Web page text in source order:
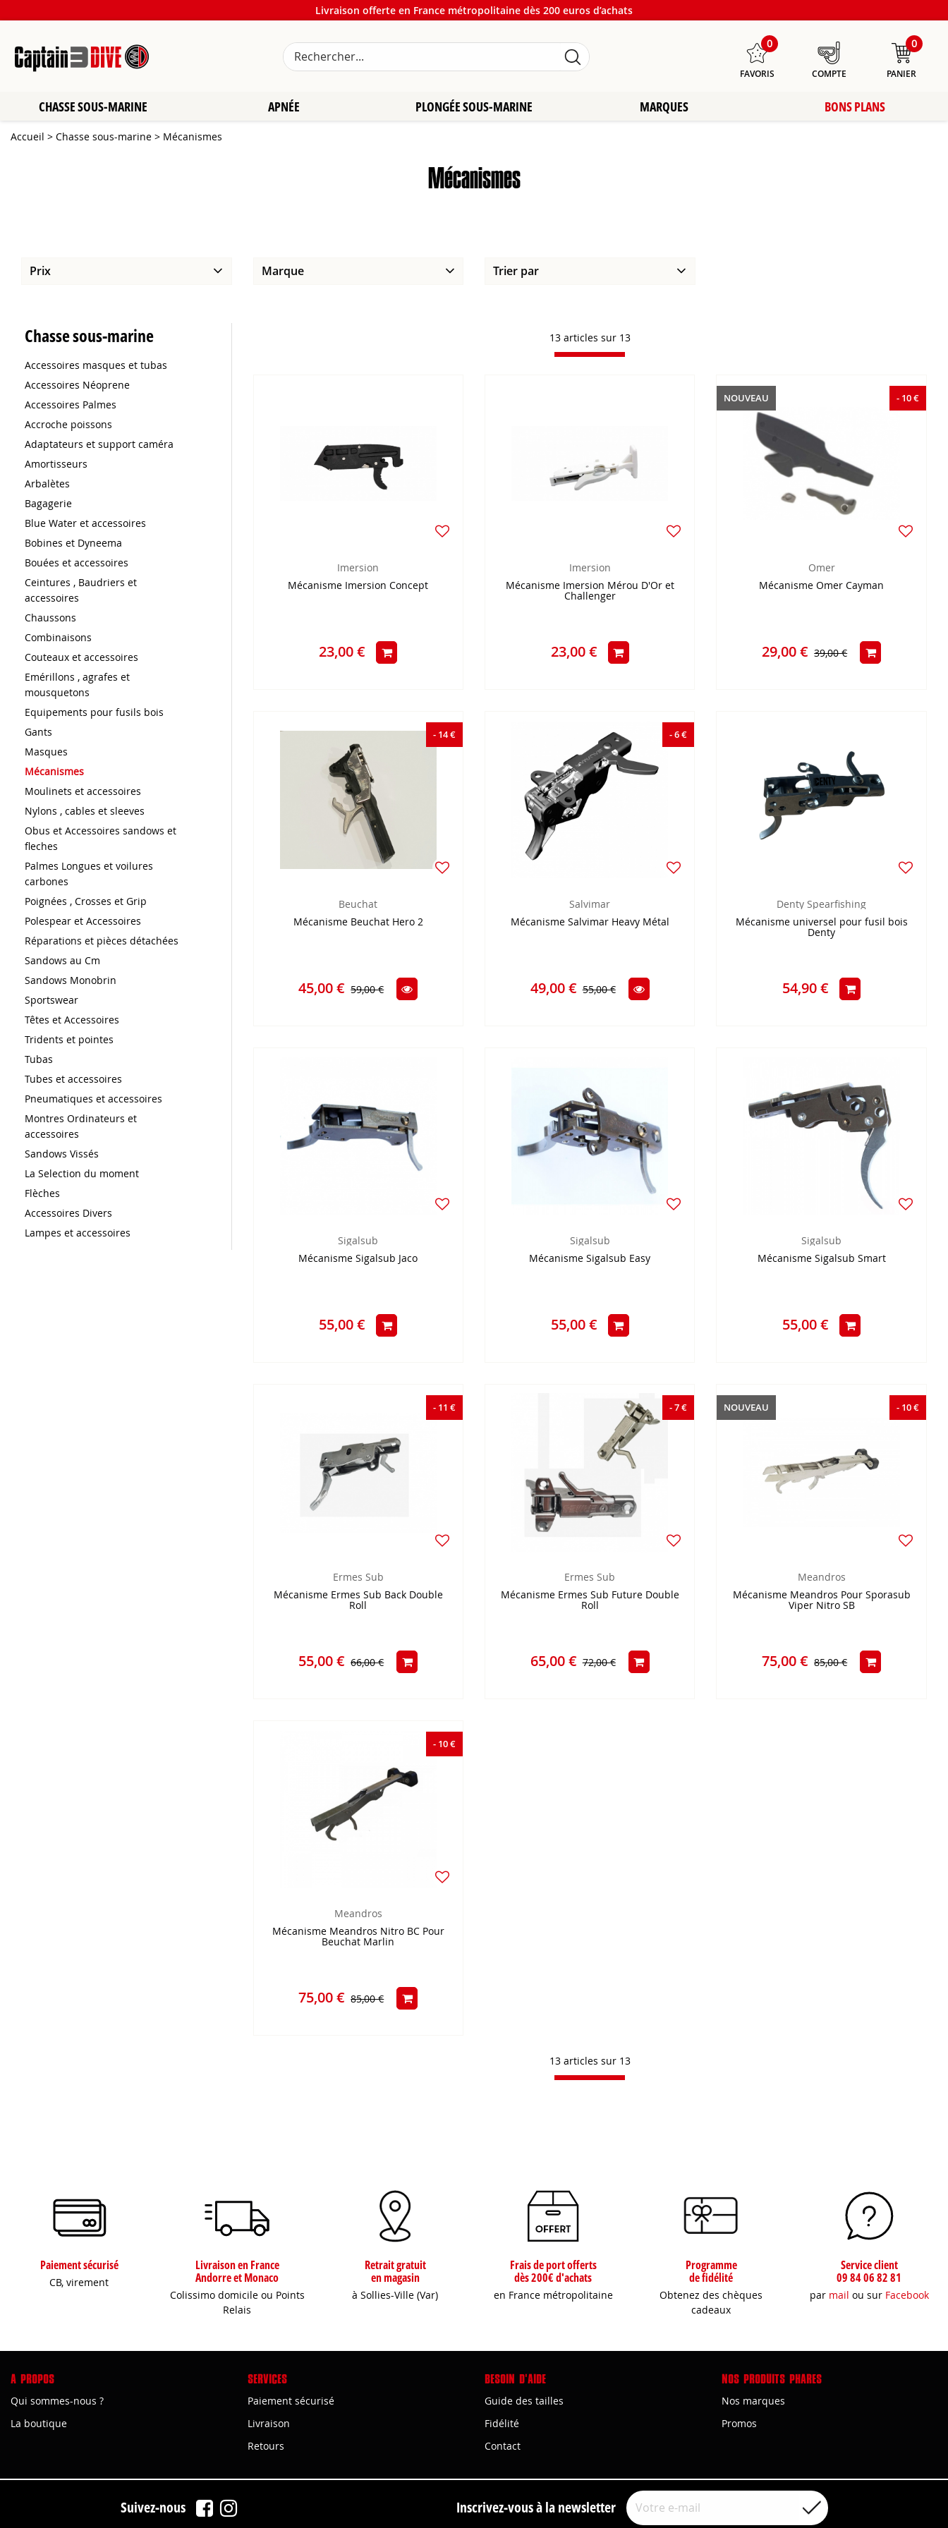
Livraison offerte en France métropolitaine dès 200 euros d’achats
0
FAVORIS COMPTE
0
PANIER
CHASSE SOUS-MARINE APNÉE PLONGÉE SOUS-MARINE MARQUES BONS PLANS
Accueil > Chasse sous-marine > Mécanismes
Mécanismes
Prix Marque Trier par
Chasse sous-marine
Accessoires masques et tubas
Accessoires Néoprene
Accessoires Palmes
Accroche poissons
Adaptateurs et support caméra
Amortisseurs
Arbalètes
Bagagerie
Blue Water et accessoires
Bobines et Dyneema
Bouées et accessoires
Ceintures , Baudriers et
accessoires
Chaussons
Combinaisons
Couteaux et accessoires
Emérillons , agrafes et
mousquetons
Equipements pour fusils bois
Gants
Masques
Mécanismes
Moulinets et accessoires
Nylons , cables et sleeves
Obus et Accessoires sandows et
fleches
Palmes Longues et voilures
carbones
Poignées , Crosses et Grip
Polespear et Accessoires
Réparations et pièces détachées
Sandows au Cm
Sandows Monobrin
Sportswear
Têtes et Accessoires
Tridents et pointes
Tubas
Tubes et accessoires
Pneumatiques et accessoires
Montres Ordinateurs et
accessoires
Sandows Vissés
La Selection du moment
Flèches
Accessoires Divers
Lampes et accessoires
13 articles sur 13
Imersion
Mécanisme Imersion Concept
23,00 €
Imersion
Mécanisme Imersion Mérou D'Or et
Challenger
23,00 €
NOUVEAU - 10 €
Omer
Mécanisme Omer Cayman
29,00 € 39,00 €
- 14 €
Beuchat
Mécanisme Beuchat Hero 2
45,00 € 59,00 €
- 6 €
Salvimar
Mécanisme Salvimar Heavy Métal
49,00 € 55,00 €
Denty Spearfishing
Mécanisme universel pour fusil bois
Denty
54,90 €
Sigalsub
Mécanisme Sigalsub Jaco
55,00 €
Sigalsub
Mécanisme Sigalsub Easy
55,00 €
Sigalsub
Mécanisme Sigalsub Smart
55,00 €
- 11 €
Ermes Sub
Mécanisme Ermes Sub Back Double
Roll
55,00 € 66,00 €
- 7 €
Ermes Sub
Mécanisme Ermes Sub Future Double
Roll
65,00 € 72,00 €
NOUVEAU - 10 €
Meandros
Mécanisme Meandros Pour Sporasub
Viper Nitro SB
75,00 € 85,00 €
- 10 €
Meandros
Mécanisme Meandros Nitro BC Pour
Beuchat Marlin
75,00 € 85,00 €
13 articles sur 13
Paiement sécurisé
CB, virement
Livraison en France
Andorre et Monaco
Colissimo domicile ou Points
Relais
Retrait gratuit
en magasin
à Sollies-Ville (Var)
Frais de port offerts
dès 200€ d'achats
en France métropolitaine
Programme
de fidélité
Obtenez des chèques
cadeaux
Service client
09 84 06 82 81
par mail ou sur Facebook
A PROPOS
Qui sommes-nous ?
La boutique
SERVICES
Paiement sécurisé
Livraison
Retours
BESOIN D'AIDE
Guide des tailles
Fidélité
Contact
NOS PRODUITS PHARES
Nos marques
Promos
Suivez-nous Inscrivez-vous à la newsletter